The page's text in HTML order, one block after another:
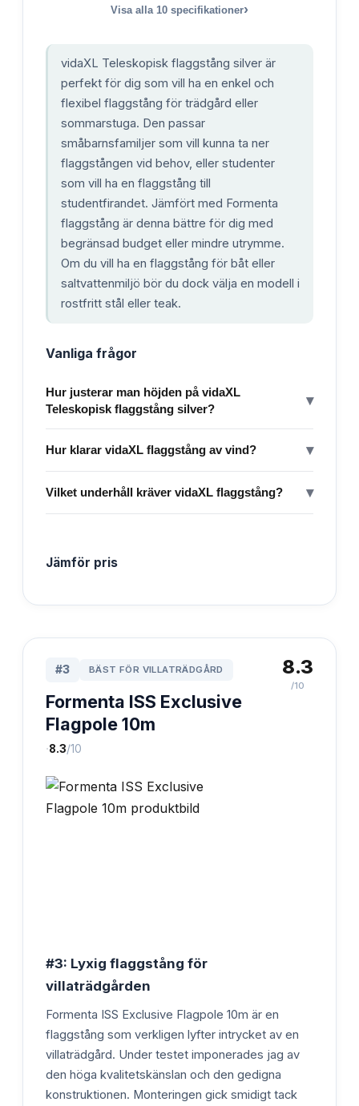
Visa alla 10 specifikationer›
vidaXL Teleskopisk flaggstång silver är
perfekt för dig som vill ha en enkel och
flexibel flaggstång för trädgård eller
sommarstuga. Den passar
småbarnsfamiljer som vill kunna ta ner
flaggstången vid behov, eller studenter
som vill ha en flaggstång till
studentfirandet. Jämfört med Formenta
flaggstång är denna bättre för dig med
begränsad budget eller mindre utrymme.
Om du vill ha en flaggstång för båt eller
saltvattenmiljö bör du dock välja en modell i
rostfritt stål eller teak.
Vanliga frågor
Hur justerar man höjden på vidaXL
Teleskopisk flaggstång silver?
▾
Hur klarar vidaXL flaggstång av vind? ▾
Vilket underhåll kräver vidaXL flaggstång? ▾
Jämför pris
#3 BÄST FÖR VILLATRÄDGÅRD
Formenta ISS Exclusive
Flagpole 10m
·8.3/10
8.3
/10
#3: Lyxig flaggstång för
villaträdgården
Formenta ISS Exclusive Flagpole 10m är en
flaggstång som verkligen lyfter intrycket av en
villaträdgård. Under testet imponerades jag av
den höga kvalitetskänslan och den gedigna
konstruktionen. Monteringen gick smidigt tack